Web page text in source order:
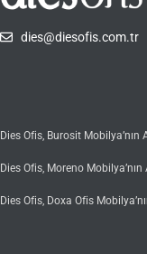
dies@diesofis.com.tr
Dies Ofis, Burosit
Dies Ofis, Moreno
Dies Ofis, Doxa Ofis